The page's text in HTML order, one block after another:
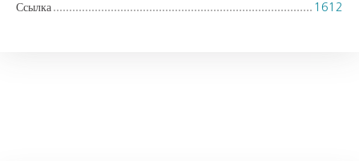
Ссылка 1612